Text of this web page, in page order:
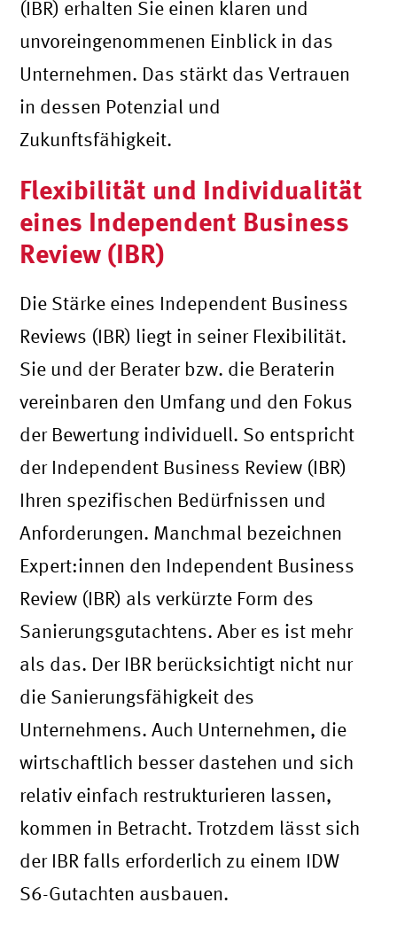
(IBR) erhalten Sie einen klaren und
unvoreingenommenen Einblick in das
Unternehmen. Das stärkt das Vertrauen
in dessen Potenzial und
Zukunftsfähigkeit.
Flexibilität und Individualität
eines Independent Business
Review (IBR)
Die Stärke eines Independent Business
Reviews (IBR) liegt in seiner Flexibilität.
Sie und der Berater bzw. die Beraterin
vereinbaren den Umfang und den Fokus
der Bewertung individuell. So entspricht
der Independent Business Review (IBR)
Ihren spezifischen Bedürfnissen und
Anforderungen. Manchmal bezeichnen
Expert:innen den Independent Business
Review (IBR) als verkürzte Form des
Sanierungsgutachtens. Aber es ist mehr
als das. Der IBR berücksichtigt nicht nur
die Sanierungsfähigkeit des
Unternehmens. Auch Unternehmen, die
wirtschaftlich besser dastehen und sich
relativ einfach restrukturieren lassen,
kommen in Betracht. Trotzdem lässt sich
der IBR falls erforderlich zu einem IDW
S6-Gutachten ausbauen.